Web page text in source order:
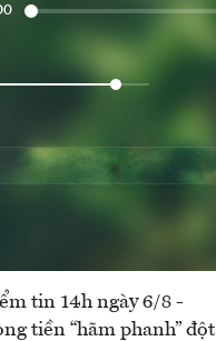
tin 14h ngày 6/8 -
tiền “hãm phanh” đột